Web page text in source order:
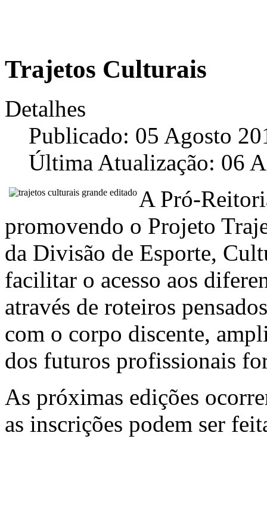
Trajetos Culturais
Detalhes
Publicado: 05 Agosto
Última Atualização: 06
A Pró-
promovendo o Projeto
da Divisão de Esporte,
facilitar o acesso aos
através de roteiros
com o corpo discente,
dos futuros profissionais
As próximas edições
as inscrições podem ser